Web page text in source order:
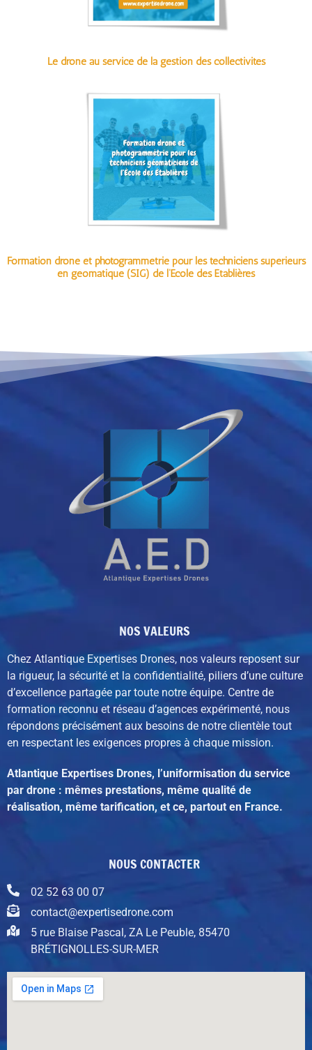
Le drone au service de la gestion des collectivités
Formation drone et photogrammétrie pour les techniciens supérieurs
en géomatique (SIG) de l’École des Établières
NOS VALEURS
Chez Atlantique Expertises Drones, nos valeurs reposent sur
la rigueur, la sécurité et la confidentialité, piliers d’une culture
d’excellence partagée par toute notre équipe. Centre de
formation reconnu et réseau d’agences expérimenté, nous
répondons précisément aux besoins de notre clientèle tout
en respectant les exigences propres à chaque mission.
Atlantique Expertises Drones, l’uniformisation du service
par drone : mêmes prestations, même qualité de
réalisation, même tarification, et ce, partout en France.
NOUS CONTACTER
02 52 63 00 07
contact@expertisedrone.com
5 rue Blaise Pascal, ZA Le Peuble, 85470
BRÉTIGNOLLES-SUR-MER